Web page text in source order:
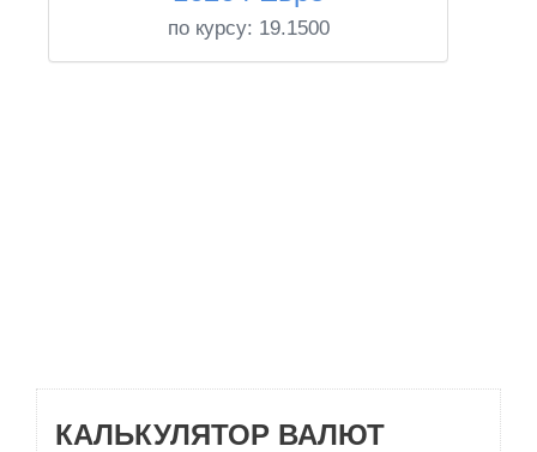
по курсу: 19.1500
КАЛЬКУЛЯТОР ВАЛЮТ